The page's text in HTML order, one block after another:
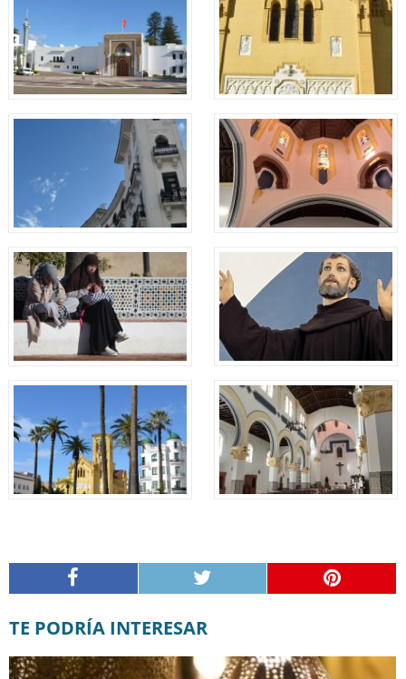
TE PODRÍA INTERESAR